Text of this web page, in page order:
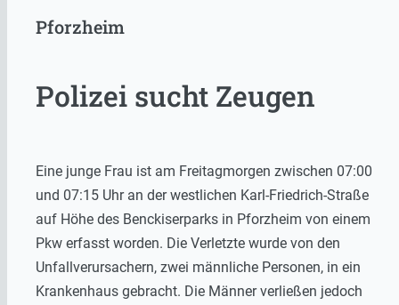
Pforzheim
Polizei sucht Zeugen
Eine junge Frau ist am Freitagmorgen zwischen 07:00
und 07:15 Uhr an der westlichen Karl-Friedrich-Straße
auf Höhe des Benckiserparks in Pforzheim von einem
Pkw erfasst worden. Die Verletzte wurde von den
Unfallverursachern, zwei männliche Personen, in ein
Krankenhaus gebracht. Die Männer verließen jedoch